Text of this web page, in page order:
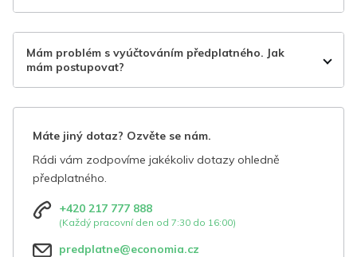
Mám problém s vyúčtováním předplatného. Jak
mám postupovat?
Máte jiný dotaz? Ozvěte se nám.
Rádi vám zodpovíme jakékoliv dotazy ohledně
předplatného.
+420 217 777 888
(Každý pracovní den od 7:30 do 16:00)
predplatne@economia.cz